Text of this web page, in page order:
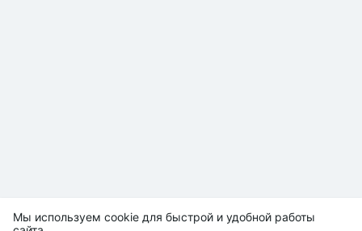
Мы используем cookie для быстрой и удобной работы